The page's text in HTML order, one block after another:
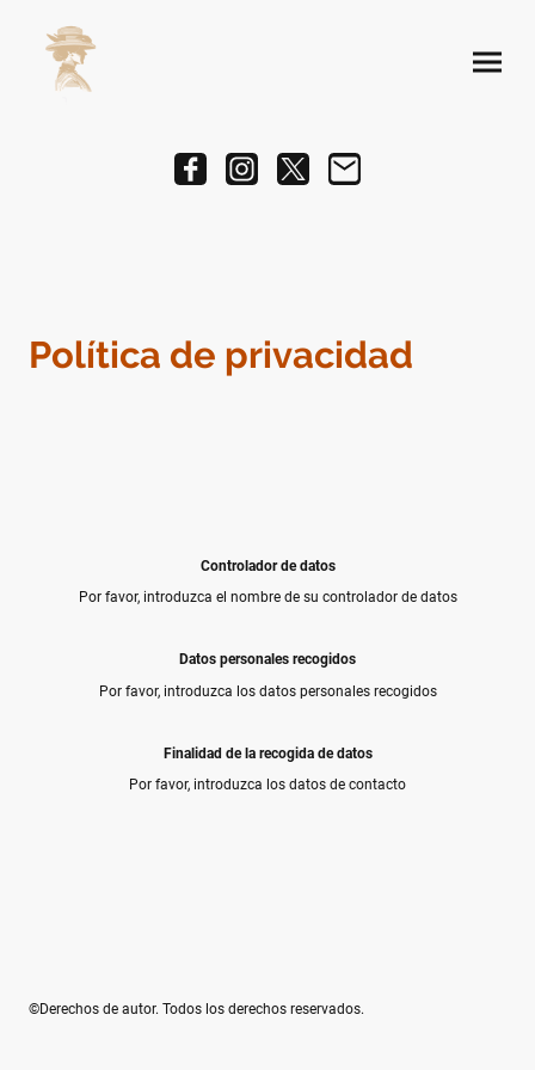
Política de privacidad
Controlador de datos
Por favor, introduzca el nombre de su controlador de datos
Datos personales recogidos
Por favor, introduzca los datos personales recogidos
Finalidad de la recogida de datos
Por favor, introduzca los datos de contacto
©Derechos de autor. Todos los derechos reservados.